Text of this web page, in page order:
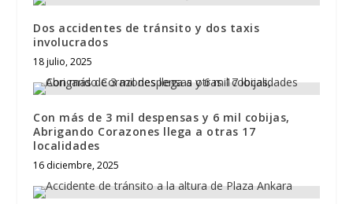
Dos accidentes de tránsito y dos taxis
involucrados
18 julio, 2025
Con más de 3 mil despensas y 6 mil cobijas,
Abrigando Corazones llega a otras 17
localidades
16 diciembre, 2025